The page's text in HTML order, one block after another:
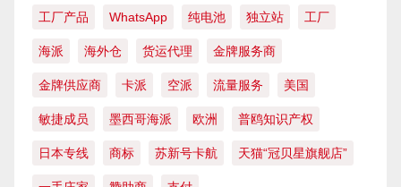
工厂产品 WhatsApp 纯电池 独立站 工厂
海派 海外仓 货运代理 金牌服务商
金牌供应商 卡派 空派 流量服务 美国
敏捷成员 墨西哥海派 欧洲 普鸥知识产权
日本专线 商标 苏新号卡航 天猫“冠贝星旗舰店”